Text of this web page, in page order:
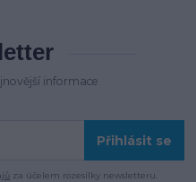
informace
Přihlásit se
za účelem rozesílky newsletteru.